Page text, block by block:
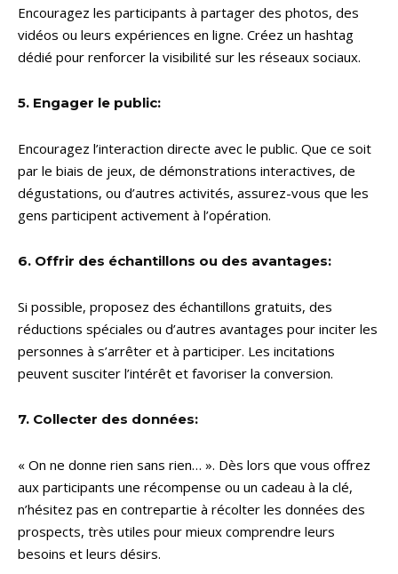
Encouragez les participants à partager des photos, des
vidéos ou leurs expériences en ligne. Créez un hashtag
dédié pour renforcer la visibilité sur les réseaux sociaux.
5. Engager le public:
Encouragez l’interaction directe avec le public. Que ce soit
par le biais de jeux, de démonstrations interactives, de
dégustations, ou d’autres activités, assurez-vous que les
gens participent activement à l’opération.
6. Offrir des échantillons ou des avantages:
Si possible, proposez des échantillons gratuits, des
réductions spéciales ou d’autres avantages pour inciter les
personnes à s’arrêter et à participer. Les incitations
peuvent susciter l’intérêt et favoriser la conversion.
7. Collecter des données:
« On ne donne rien sans rien… ». Dès lors que vous offrez
aux participants une récompense ou un cadeau à la clé,
n’hésitez pas en contrepartie à récolter les données des
prospects, très utiles pour mieux comprendre leurs
besoins et leurs désirs.